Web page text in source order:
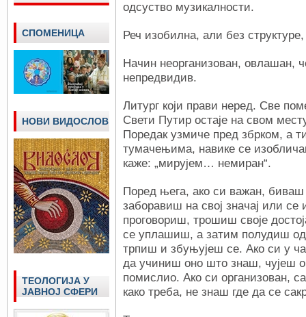
одсуство музикалности.
Реч изобилна, али без
Начин неорганизован, овлашан,
непредвидив.
Литург који прави неред. Све
Свети Путир остаје на свом
Поредак узмиче пред збрком, а
тумачењима, навике се
каже: „мирујем… немиран“.
Поред њега, ако си важан,
заборавиш на свој значај или
проговориш, трошиш своје
се уплашиш, а затим полудиш
трпиш и збуњујеш се. Ако си у
да учиниш оно што знаш, чујеш
помислио. Ако си организован,
како треба, не знаш где да се
СПОМЕНИЦА
НОВИ ВИДОСЛОВ
ТЕОЛОГИЈА У
ЈАВНОЈ СФЕРИ